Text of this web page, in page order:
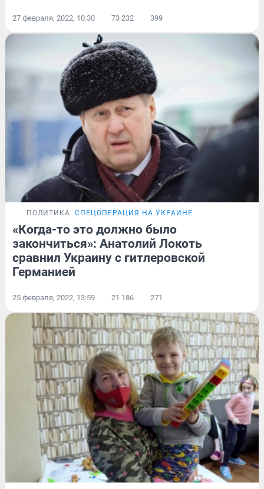
27 февраля, 2022, 10:30 73 232 399
ПОЛИТИКА СПЕЦОПЕРАЦИЯ НА УКРАИНЕ
«Когда-то это должно было
закончиться»: Анатолий Локоть
сравнил Украину с гитлеровской
Германией
25 февраля, 2022, 13:59 21 186 271